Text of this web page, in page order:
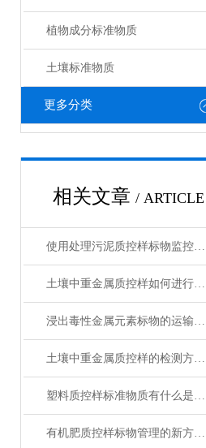
植物成分标准物质
土壤标准物质
更多分类
相关文章 / ARTICLE
使用处理污泥质控样标物监控分析过程，确保数据准确性的实用技巧
土壤中重金属质控样如何进行抽取和分析
浸出毒性金属元素标物的运输与储存
土壤中重金属质控样的检测方法与操作规范指南
塑料质控样标准物质有什么是我们不知道的
有机肥质控样标物管理的新方法与新思路